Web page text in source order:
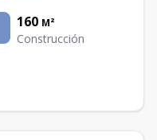
160 M²
Construcción